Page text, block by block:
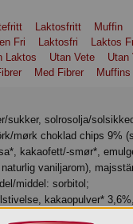
Laktosfritt Muffin
Fri Laktosfri Laktos
Laktos Utan Vete Utan
Med Fibrer Muffins
mørk choklad chips 9%
kakaofett/-smør*,
vaniljarom),
middel: sorbitol;
kakaopulver*